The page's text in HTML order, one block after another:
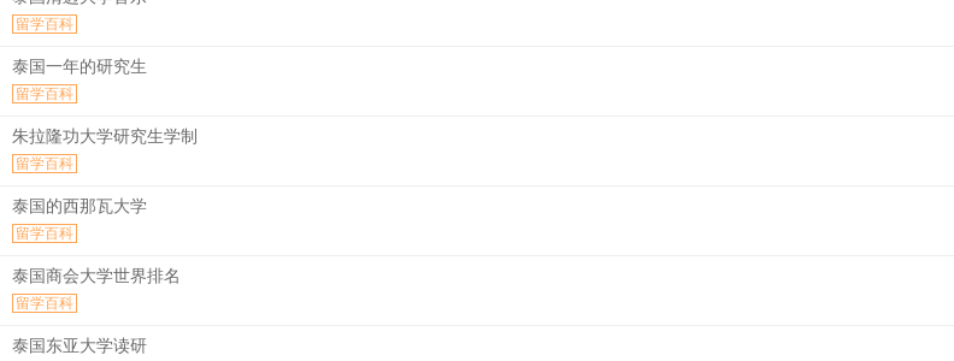
留学百科
泰国一年的研究生
留学百科
朱拉隆功大学研究生学制
留学百科
泰国的西那瓦大学
留学百科
泰国商会大学世界排名
留学百科
泰国东亚大学读研